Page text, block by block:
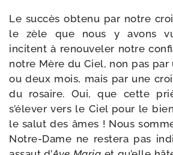
Le suc­cès obte­nu par notre
le zèle que nous y avons
incitent à renou­ve­ler notre
notre Mère du Ciel, non pas par
ou deux mois, mais par une
du rosaire. Oui, que cette
s’élever vers le Ciel pour le
le salut des âmes ! Nous
Notre-​Dame ne res­te­ra pas